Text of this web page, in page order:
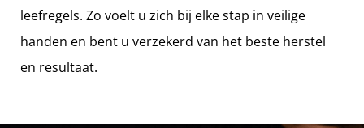
leefregels. Zo voelt u zich bij elke stap in veilige
handen en bent u verzekerd van het beste herstel
en resultaat.